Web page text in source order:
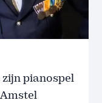
pianospel